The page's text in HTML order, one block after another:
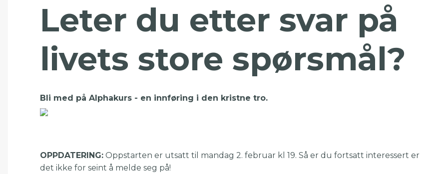
Leter du etter svar på
livets store spørsmål?
Bli med på Alphakurs - en innføring i den kristne tro.
OPPDATERING: Oppstarten er utsatt til mandag 2. februar kl 19. Så er du fortsatt interessert er
det ikke for seint å melde seg på!